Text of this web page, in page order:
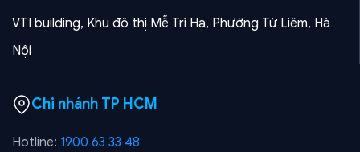
VTI building, Khu đô thị Mễ Trì Hạ, Phường Từ Liêm, Hà
Nội
Chi nhánh TP HCM
Hotline: 1900 63 33 48